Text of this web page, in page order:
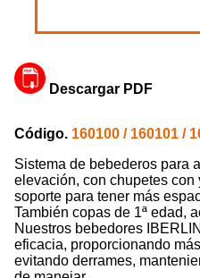
Descargar PDF
Código. 160100 / 160101 /
Sistema de bebederos para
elevación, con chupetes con
soporte para tener más
También copas de 1ª edad,
Nuestros bebedores
eficacia, proporcionando
evitando derrames,